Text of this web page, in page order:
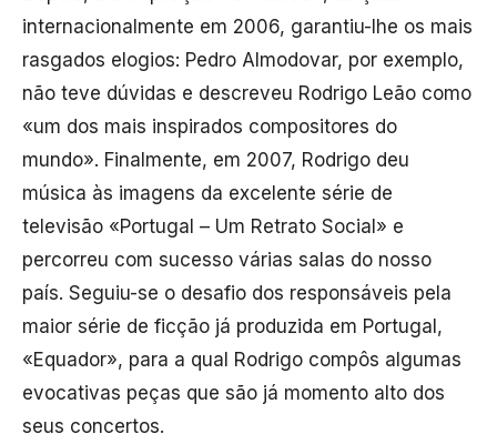
internacionalmente em 2006, garantiu-lhe os mais
rasgados elogios: Pedro Almodovar, por exemplo,
não teve dúvidas e descreveu Rodrigo Leão como
«um dos mais inspirados compositores do
mundo». Finalmente, em 2007, Rodrigo deu
música às imagens da excelente série de
televisão «Portugal – Um Retrato Social» e
percorreu com sucesso várias salas do nosso
país. Seguiu-se o desafio dos responsáveis pela
maior série de ficção já produzida em Portugal,
«Equador», para a qual Rodrigo compôs algumas
evocativas peças que são já momento alto dos
seus concertos.